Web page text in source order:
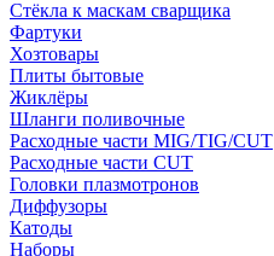
Стёкла к маскам сварщика
Фартуки
Хозтовары
Плиты бытовые
Жиклёры
Шланги поливочные
Расходные части MIG/TIG/CUT
Расходные части CUT
Головки плазмотронов
Диффузоры
Катоды
Наборы